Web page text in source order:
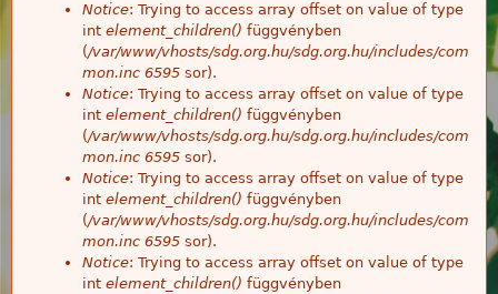
Notice: Trying to access array offset on value of type
int element_children() függvényben
(/var/www/vhosts/sdg.org.hu/sdg.org.hu/includes/com
mon.inc 6595 sor).
Notice: Trying to access array offset on value of type
int element_children() függvényben
(/var/www/vhosts/sdg.org.hu/sdg.org.hu/includes/com
mon.inc 6595 sor).
Notice: Trying to access array offset on value of type
int element_children() függvényben
(/var/www/vhosts/sdg.org.hu/sdg.org.hu/includes/com
mon.inc 6595 sor).
Notice: Trying to access array offset on value of type
int element_children() függvényben